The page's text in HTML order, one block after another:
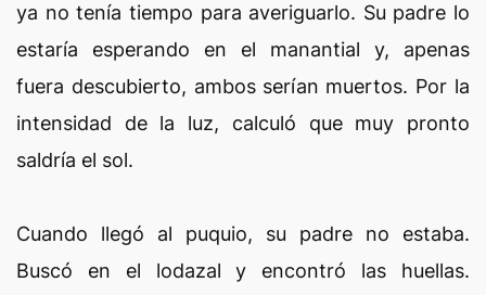
ya no tenía tiempo para averiguarlo. Su padre lo
estaría esperando en el manantial y, apenas
fuera descubierto, ambos serían muertos. Por la
intensidad de la luz, calculó que muy pronto
saldría el sol.
Cuando llegó al puquio, su padre no estaba.
Buscó en el lodazal y encontró las huellas.